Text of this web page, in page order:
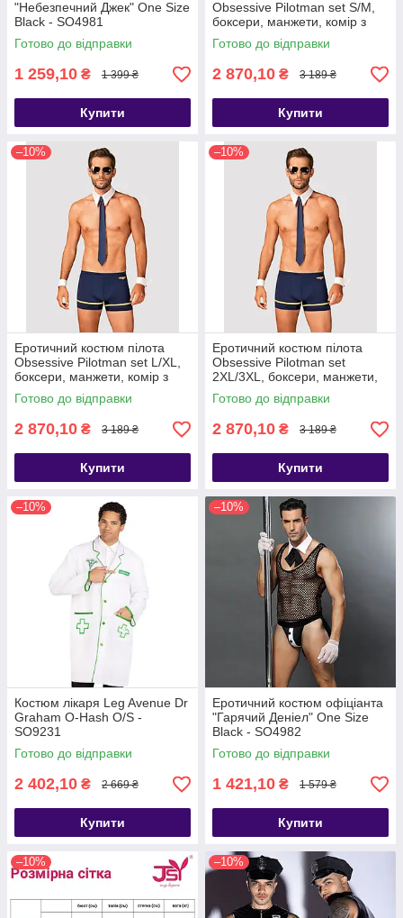
"Небезпечний Джек" One Size
Black - SO4981
Готово до відправки
1 259,10 ₴ 1 399 ₴
Купити
Obsessive Pilotman set S/M,
боксери, манжети, комір з
краваткою, окуляри - SO7301
Готово до відправки
2 870,10 ₴ 3 189 ₴
Купити
–10%
Еротичний костюм пілота
Obsessive Pilotman set L/XL,
боксери, манжети, комір з
краваткою, окуляри - SO7302
Готово до відправки
2 870,10 ₴ 3 189 ₴
Купити
–10%
Еротичний костюм пілота
Obsessive Pilotman set
2XL/3XL, боксери, манжети,
комір з краваткою, окуляри -
SO7303
Готово до відправки
2 870,10 ₴ 3 189 ₴
Купити
–10%
Костюм лікаря Leg Avenue Dr
Graham O-Hash O/S -
SO9231
Готово до відправки
2 402,10 ₴ 2 669 ₴
Купити
–10%
Еротичний костюм офіціанта
"Гарячий Деніел" One Size
Black - SO4982
Готово до відправки
1 421,10 ₴ 1 579 ₴
Купити
–10% –10%